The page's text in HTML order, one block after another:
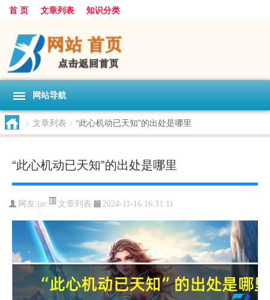
首 页 文章列表 知识分类
网站导航
> 文章列表 > “此心机动已天知”的出处是哪里
“此心机动已天知”的出处是哪里
网友:jzc 文章列表 2024-11-16 16:31:11